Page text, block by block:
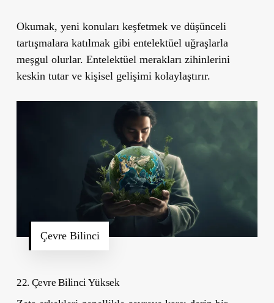
Okumak, yeni konuları keşfetmek ve düşünceli
tartışmalara katılmak gibi entelektüel uğraşlarla
meşgul olurlar. Entelektüel merakları zihinlerini
keskin tutar ve kişisel gelişimi kolaylaştırır.
Çevre Bilinci
22. Çevre Bilinci Yüksek